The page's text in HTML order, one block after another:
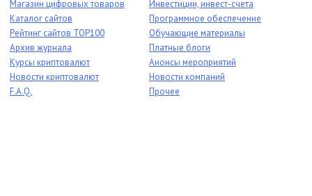
Магазин цифровых товаров
Каталог сайтов
Рейтинг сайтов TOP100
Архив журнала
Курсы криптовалют
Новости криптовалют
F.A.Q.
Инвестиции, инвест-счета
Программное обеспечение
Обучающие материалы
Платные блоги
Анонсы мероприятий
Новости компаний
Прочее